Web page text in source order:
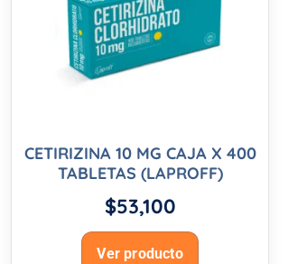
CETIRIZINA 10 MG CAJA X 400
TABLETAS (LAPROFF)
$53,100
Ver producto